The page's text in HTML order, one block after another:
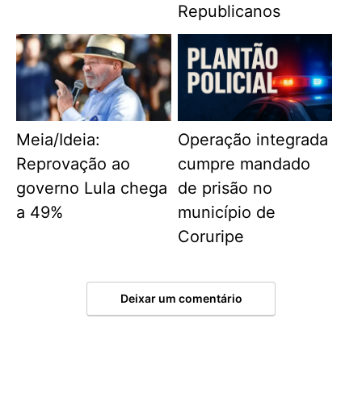
Republicanos
Meia/Ideia:
Reprovação ao
governo Lula chega
a 49%
Operação integrada
cumpre mandado
de prisão no
município de
Coruripe
Deixar um comentário